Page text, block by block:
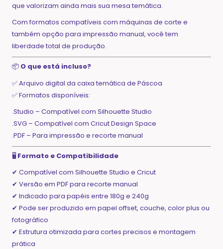
que valorizam ainda mais sua mesa temática.
Com formatos compatíveis com máquinas de corte e
também opção para impressão manual, você tem
liberdade total de produção.
📦 O que está incluso?
✅ Arquivo digital da caixa temática de Páscoa
✅ Formatos disponíveis:
.Studio – Compatível com Silhouette Studio
.SVG – Compatível com Cricut Design Space
.PDF – Para impressão e recorte manual
🖥️ Formato e Compatibilidade
✔ Compatível com Silhouette Studio e Cricut
✔ Versão em PDF para recorte manual
✔ Indicado para papéis entre 180g e 240g
✔ Pode ser produzido em papel offset, couche, color plus ou
fotográfico
✔ Estrutura otimizada para cortes precisos e montagem
prática